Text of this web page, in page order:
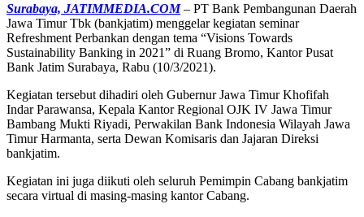
Surabaya, JATIMMEDIA.COM– PT Bank Pembangunan Daerah
Jawa Timur Tbk (bankjatim) menggelar kegiatan seminar
Refreshment Perbankan dengan tema “Visions Towards
Sustainability Banking in 2021” di Ruang Bromo, Kantor Pusat
Bank Jatim Surabaya, Rabu (10/3/2021).
Kegiatan tersebut dihadiri oleh Gubernur Jawa Timur Khofifah
Indar Parawansa, Kepala Kantor Regional OJK IV Jawa Timur
Bambang Mukti Riyadi, Perwakilan Bank Indonesia Wilayah Jawa
Timur Harmanta, serta Dewan Komisaris dan Jajaran Direksi
bankjatim.
Kegiatan ini juga diikuti oleh seluruh Pemimpin Cabang bankjatim
secara virtual di masing-masing kantor Cabang.